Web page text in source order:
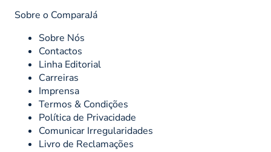
Sobre o ComparaJá
Sobre Nós
Contactos
Linha Editorial
Carreiras
Imprensa
Termos & Condições
Política de Privacidade
Comunicar Irregularidades
Livro de Reclamações